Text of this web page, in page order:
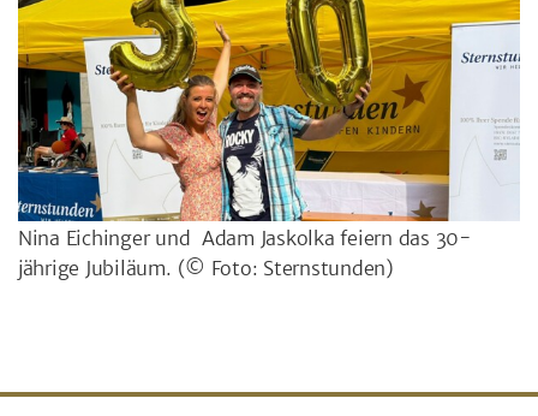
Nina Eichinger und Adam Jaskolka feiern das 30-
jährige Jubiläum. (© Foto: Sternstunden)